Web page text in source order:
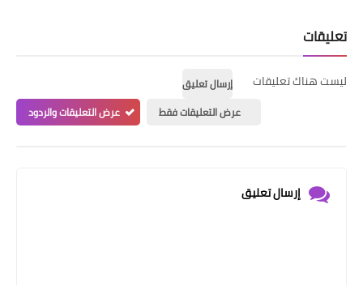
تعليقات
ليست هناك تعليقات
إرسال تعليق
عرض التعليقات فقط
عرض التعليقات والردود
إرسال تعليق